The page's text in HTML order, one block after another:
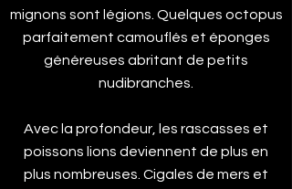
mignons sont légions. Quelques octopus
parfaitement camouflés et éponges
généreuses abritant de petits
nudibranches.
Avec la profondeur, les rascasses et
poissons lions deviennent de plus en
plus nombreuses. Cigales de mers et